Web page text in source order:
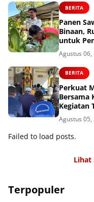
BERITA
Panen
Binaan,
untuk
Agustus 06,
BERITA
Perkuat
Bersama
Kegiatan
Agustus 05,
Failed to load posts.
Lihat
Terpopuler